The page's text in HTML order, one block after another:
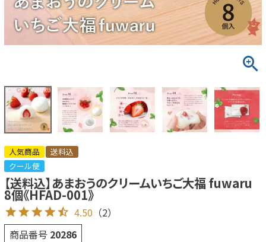
人気商品
送料込
クール便
【送料込】あまおうのクリームいちご大福 fuwaru
8個《HFAD-001》
4.50 （2）
商品番号 20286